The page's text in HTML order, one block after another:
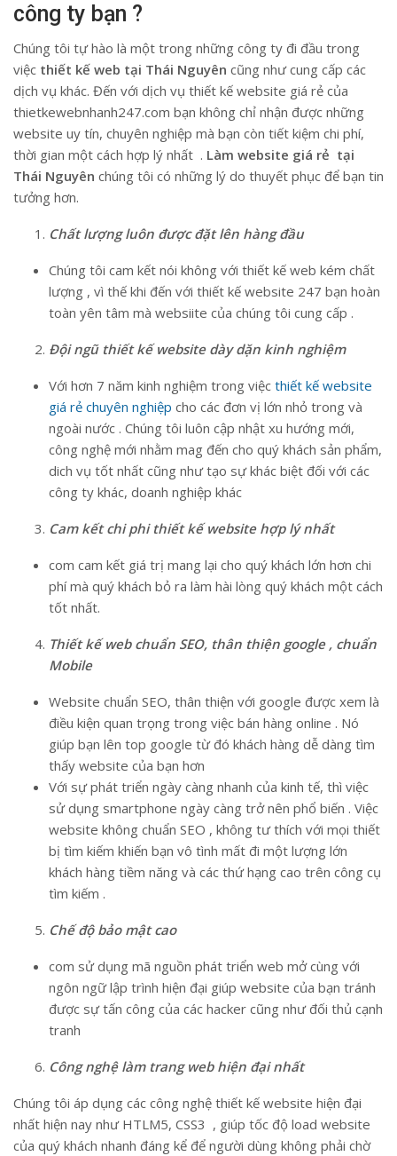
công ty bạn ?
Chúng tôi tự hào là một trong những công ty đi đầu trong
việc thiết kế web tại Thái Nguyên cũng như cung cấp các
dịch vụ khác. Đến với dịch vụ thiết kế website giá rẻ của
thietkewebnhanh247.com bạn không chỉ nhận được những
website uy tín, chuyên nghiệp mà bạn còn tiết kiệm chi phí,
thời gian một cách hợp lý nhất . Làm website giá rẻ tại
Thái Nguyên chúng tôi có những lý do thuyết phục để bạn tin
tưởng hơn.
Chất lượng luôn được đặt lên hàng đầu
Chúng tôi cam kết nói không với thiết kế web kém chất
lượng , vì thế khi đến với thiết kế website 247 bạn hoàn
toàn yên tâm mà websiite của chúng tôi cung cấp .
Đội ngũ thiết kế website dày dặn kinh nghiệm
Với hơn 7 năm kinh nghiệm trong việc thiết kế website
giá rẻ chuyên nghiệp cho các đơn vị lớn nhỏ trong và
ngoài nước . Chúng tôi luôn cập nhật xu hướng mới,
công nghệ mới nhằm mag đến cho quý khách sản phẩm,
dich vụ tốt nhất cũng như tạo sự khác biệt đối với các
công ty khác, doanh nghiệp khác
Cam kết chi phi thiết kế website hợp lý nhất
com cam kết giá trị mang lại cho quý khách lớn hơn chi
phí mà quý khách bỏ ra làm hài lòng quý khách một cách
tốt nhất.
Thiết kế web chuẩn SEO, thân thiện google , chuẩn
Mobile
Website chuẩn SEO, thân thiện với google được xem là
điều kiện quan trọng trong việc bán hàng online . Nó
giúp bạn lên top google từ đó khách hàng dễ dàng tìm
thấy website của bạn hơn
Với sự phát triển ngày càng nhanh của kinh tế, thì việc
sử dụng smartphone ngày càng trở nên phổ biến . Việc
website không chuẩn SEO , không tư thích với mọi thiết
bị tìm kiếm khiến bạn vô tình mất đi một lượng lớn
khách hàng tiềm năng và các thứ hạng cao trên công cụ
tìm kiếm .
Chế độ bảo mật cao
com sử dụng mã nguồn phát triển web mở cùng với
ngôn ngữ lập trình hiện đại giúp website của bạn tránh
được sự tấn công của các hacker cũng như đối thủ cạnh
tranh
Công nghệ làm trang web hiện đại nhất
Chúng tôi áp dụng các công nghệ thiết kế website hiện đại
nhất hiện nay như HTLM5, CSS3 , giúp tốc độ load website
của quý khách nhanh đáng kể để người dùng không phải chờ